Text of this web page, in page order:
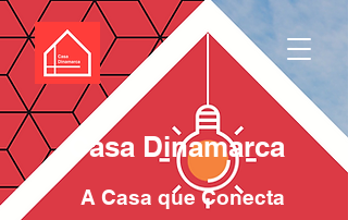
Casa Dinamarca
A Casa que Conecta